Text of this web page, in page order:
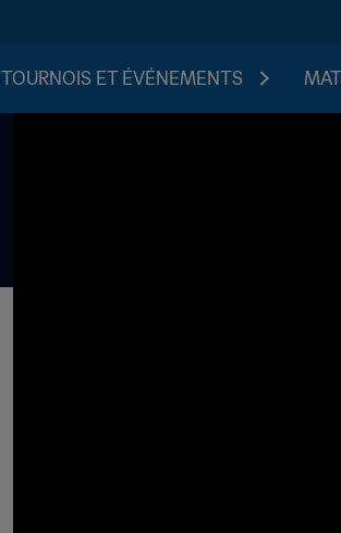
TOURNOIS ET ÉVÉNEMENTS